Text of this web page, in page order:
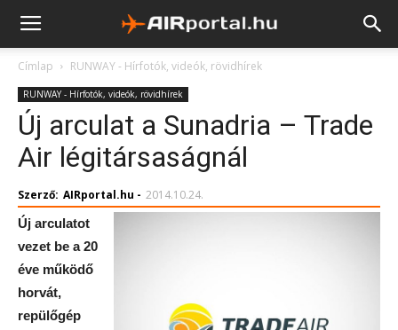
Címlap RUNWAY - Hírfotók, videók, rövidhírek
RUNWAY - Hírfotók, videók, rövidhírek
Új arculat a Sunadria – Trade
Air légitársaságnál
Szerző: AIRportal.hu - 2014.10.24.
Új arculatot
vezet be a 20
éve működő
horvát,
repülőgép